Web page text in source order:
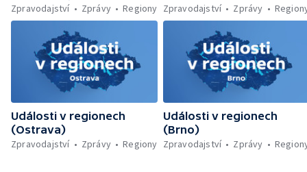
Zpravodajství
Zprávy Regiony Zpravodajství
Zprávy
Události v regionech
(Ostrava)
Zpravodajství
Zprávy Regiony
Události v regionech
(Brno)
Zpravodajství
Zprávy